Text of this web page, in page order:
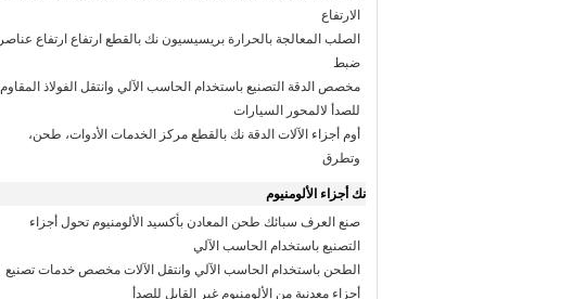
الارتفاع
الصلب المعالجة بالحرارة بريسيسيون نك بالقطع ارتفاع ارتفاع عناصر
ضبط
مخصص الدقة التصنيع باستخدام الحاسب الآلي وانتقل الفولاذ المقاوم
للصدأ لالمحور السيارات
أوم أجزاء الآلات الدقة نك بالقطع مركز الخدمات الأدوات، طحن،
وتطرق
نك أجزاء الألومنيوم
صنع العرف سبائك طحن المعادن بأكسيد الألومنيوم تحول أجزاء
التصنيع باستخدام الحاسب الآلي
الطحن باستخدام الحاسب الآلي وانتقل الآلات مخصص خدمات تصنيع
أجزاء معدنية من الألومنيوم غير القابل للصدأ